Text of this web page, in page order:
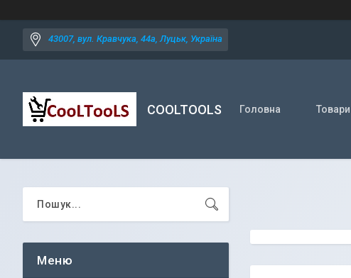
43007, вул. Кравчука, 44а, Луцьк, Україна
COOLTOOLS Головна